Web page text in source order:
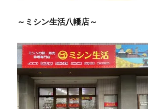
～ミシン生活八幡店～